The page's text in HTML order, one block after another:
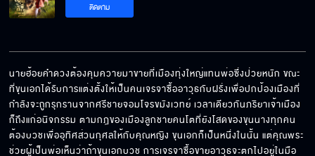
ติดตาม
นายฮ้อยคำดวงต้องคุมควายมาขายที่เมืองทุ่งใหญ่แทนพ่อซึ่งป่วยหนัก ขณะ
ที่ขุนเอกได้รับการแต่งตั้งให้เป็นคนเจรจาซื้ออาวุธกับฝรั่งเพื่อปกป้องเมืองที่
กำลังจะถูกรุกรานจากศรีชายจอมโจรขมังเวทย์ เวลาเดียวกันภริยาเจ้าเมือง
ก็ถึงแก่อนิจกรรม ตามกฎของเมืองลูกชายคนโตที่ยังโสดของขุนนางทุกคน
ต้องบวชเพื่ออุทิศส่วนกุศลให้กับคุณหญิง ขุนเอกก็เป็นหนึ่งในนั้น แต่คุณพระ
ช่วยผู้เป็นพ่อเห็นว่าถ้าขุนเอกบวช การเจรจาซื้อขายอาวุธจะตกไปอยู่ในมือ